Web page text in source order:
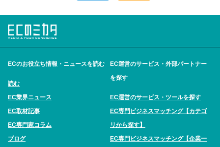
ECのお役立ち情報・ニュースを読む
読む
EC業界ニュース
EC取材記事
EC専門家コラム
ブログ
EC運営のサービス・外部パートナー
を探す
EC運営のサービス・ツールを探す
EC専門ビジネスマッチング【カテゴ
リから探す】
EC専門ビジネスマッチング【企業一